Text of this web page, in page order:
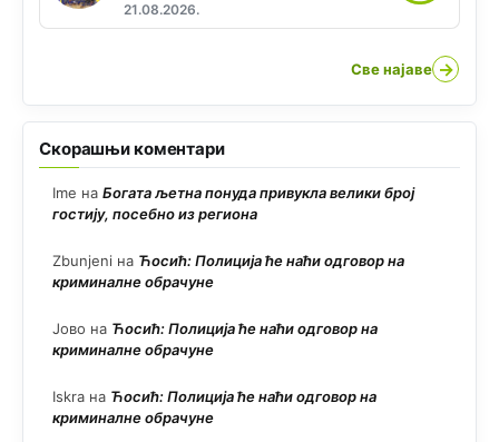
21.08.2026.
Све најаве →
Скорашњи коментари
Ime на Богата љетна понуда привукла велики број
гостију, посебно из региона
Zbunjeni на Ћосић: Полиција ће наћи одговор на
криминалне обрачуне
Јово на Ћосић: Полиција ће наћи одговор на
криминалне обрачуне
Iskra на Ћосић: Полиција ће наћи одговор на
криминалне обрачуне